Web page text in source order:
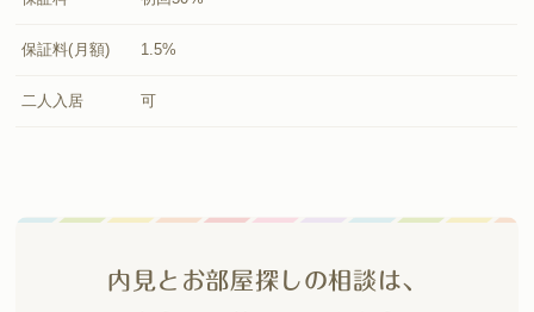
保証料(月額) 1.5%
二人入居 可
内見とお部屋探しの相談は、